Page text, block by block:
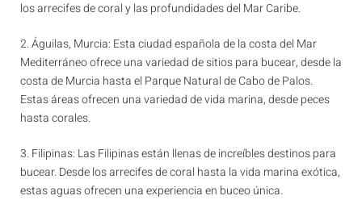
los arrecifes de coral y las profundidades del Mar Caribe.
2. Águilas, Murcia: Esta ciudad española de la costa del Mar
Mediterráneo ofrece una variedad de sitios para bucear, desde la
costa de Murcia hasta el Parque Natural de Cabo de Palos.
Estas áreas ofrecen una variedad de vida marina, desde peces
hasta corales.
3. Filipinas: Las Filipinas están llenas de increíbles destinos para
bucear. Desde los arrecifes de coral hasta la vida marina exótica,
estas aguas ofrecen una experiencia en buceo única.